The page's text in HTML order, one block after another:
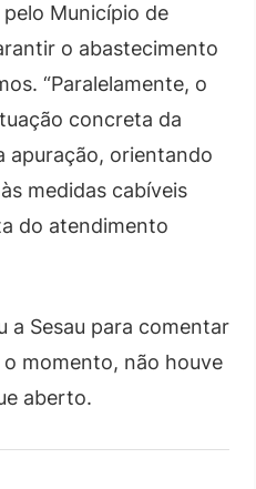
Município de
o abastecimento
“Paralelamente, o
concreta da
apuração, orientando
medidas cabíveis
do atendimento
a Sesau para comentar
momento, não houve
aberto.